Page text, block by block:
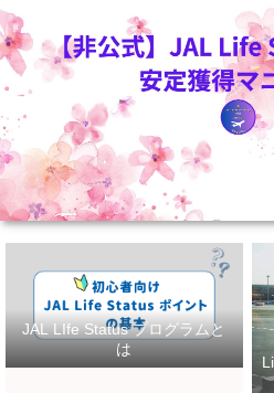
JAL LIfe Status プログラムと
は